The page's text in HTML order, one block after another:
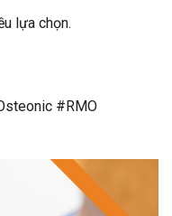
lựa chọn.
#RMO